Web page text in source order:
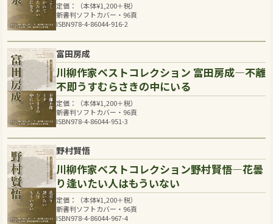
定価：（本体¥1,200＋税）
新書判ソフトカバー・96頁
ISBN978-4-86044-916-2
富田房成
川柳作家ベストコレクション 富田房成―不離
不即うすむらさきの中にいる
定価：（本体¥1,200＋税）
新書判ソフトカバー・96頁
ISBN978-4-86044-951-3
野村賢悟
川柳作家ベストコレクション野村賢悟―花曇
り逢いたい人はもういない
定価：（本体¥1,200＋税）
新書判ソフトカバー・96頁
ISBN978-4-86044-967-4